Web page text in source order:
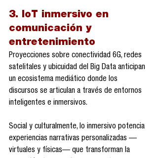
3. IoT inmersivo en
comunicación y
entretenimiento
Proyecciones sobre conectividad 6G, redes
satelitales y ubicuidad del Big Data anticipan
un ecosistema mediático donde los
discursos se articulan a través de entornos
inteligentes e inmersivos.
Social y culturalmente, lo inmersivo potencia
experiencias narrativas personalizadas —
virtuales y físicas— que transforman la